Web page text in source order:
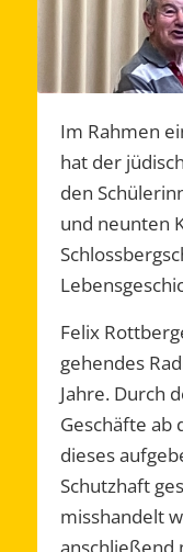
Im Rahmen
hat der
den
und neunten
Felix
gehendes
Jahre. Durch
Geschäfte ab
dieses
Schutzhaft
misshandelt
anschließend